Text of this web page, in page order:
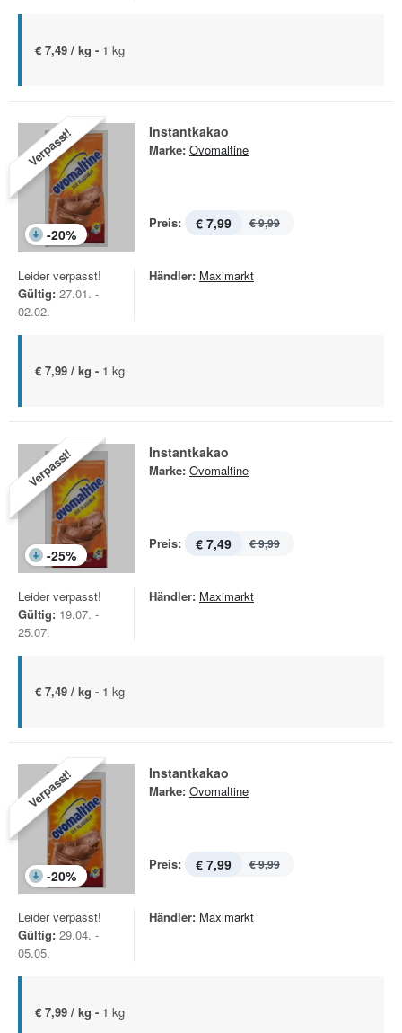
€ 7,49 / kg - 1 kg
Verpasst!
-20%
Instantkakao
Marke: Ovomaltine
Preis: € 7,99 € 9,99
Leider verpasst!
Gültig: 27.01. -
02.02.
Händler: Maximarkt
€ 7,99 / kg - 1 kg
Verpasst!
-25%
Instantkakao
Marke: Ovomaltine
Preis: € 7,49 € 9,99
Leider verpasst!
Gültig: 19.07. -
25.07.
Händler: Maximarkt
€ 7,49 / kg - 1 kg
Verpasst!
-20%
Instantkakao
Marke: Ovomaltine
Preis: € 7,99 € 9,99
Leider verpasst!
Gültig: 29.04. -
05.05.
Händler: Maximarkt
€ 7,99 / kg - 1 kg